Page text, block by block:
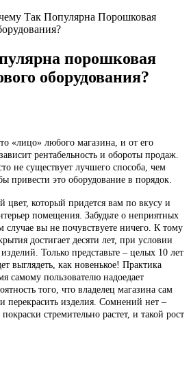
Так Популярна Порошковая
порошковая
оборудования?
«лицо» любого магазина, и от его
рентабельность и обороты продаж.
не существует лучшего способа, чем
привести это оборудование в порядок.
который придется вам по вкусу и
помещения. Забудьте о неприятных
случае вы не почувствуете ничего. К тому
достигает десяти лет, при условии
Только представьте – целых 10 лет
выглядеть, как новенькое! Практика
самому пользователю надоедает
того, что владелец магазина сам
перекрасить изделия. Сомнений нет –
стремительно растет, и такой рост